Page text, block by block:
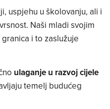
uspjehu u školovanju, ali i
Naši mladi svojim
i to zaslužuje
ulaganje u razvoj cijele
temelj budućeg